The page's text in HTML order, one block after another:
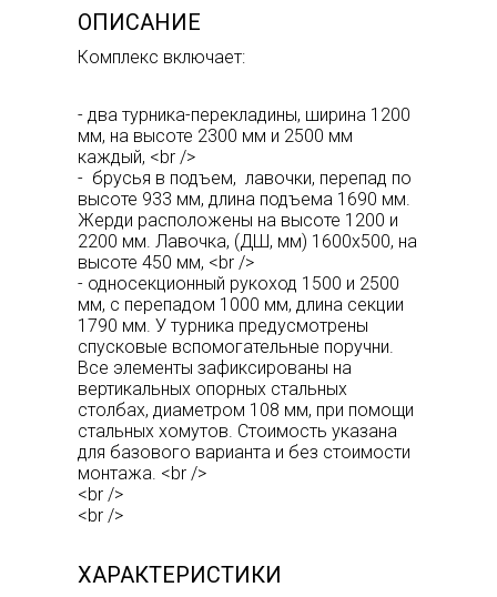
ОПИСАНИЕ
Комплекс включает:
- два турника-перекладины, ширина 1200
мм, на высоте 2300 мм и 2500 мм
каждый, <br />
- брусья в подъем, лавочки, перепад по
высоте 933 мм, длина подъема 1690 мм.
Жерди расположены на высоте 1200 и
2200 мм. Лавочка, (ДШ, мм) 1600х500, на
высоте 450 мм, <br />
- односекционный рукоход 1500 и 2500
мм, с перепадом 1000 мм, длина секции
1790 мм. У турника предусмотрены
спусковые вспомогательные поручни.
Все элементы зафиксированы на
вертикальных опорных стальных
столбах, диаметром 108 мм, при помощи
стальных хомутов. Стоимость указана
для базового варианта и без стоимости
монтажа. <br />
<br />
<br />
ХАРАКТЕРИСТИКИ